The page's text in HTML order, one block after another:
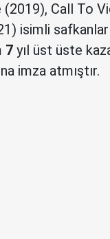
(2019), Call To
isimli safkanlar
7 yıl üst üste
imza atmıştır.